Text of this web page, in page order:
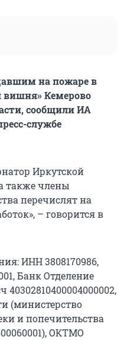
на пожаре в
вишня» Кемерово
сообщили ИА
службе
Иркутской
также члены
перечислят на
– говорится в
ИНН 3808170986,
Банк Отделение
40302810400004000002,
(министерство
и попечительства
ОКТМО